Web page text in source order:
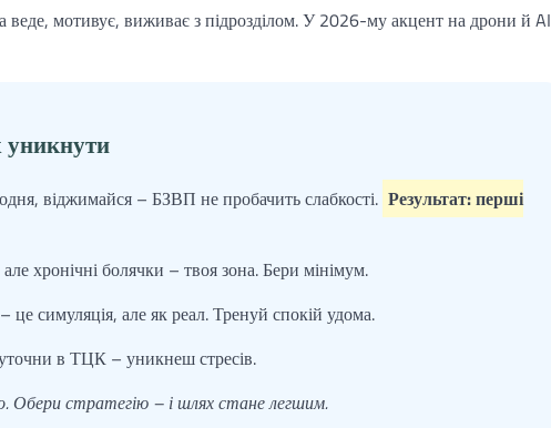
веде, мотивує, виживає з підрозділом. У 2026-му акцент на дрони й AI
уникнути
віджимайся – БЗВП не пробачить слабкості. Результат: перші
хронічні болячки – твоя зона. Бери мінімум.
це симуляція, але як реал. Тренуй спокій удома.
в ТЦК – уникнеш стресів.
Обери стратегію – і шлях стане легшим.